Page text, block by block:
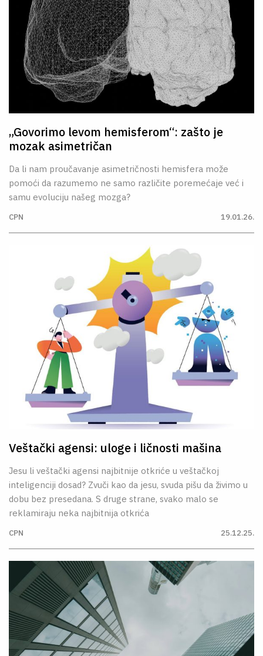
„Govorimo levom hemisferom“: zašto je
mozak asimetričan
Da li nam proučavanje asimetričnosti hemisfera može
pomoći da razumemo ne samo različite poremećaje već i
samu evoluciju našeg mozga?
CPN 19.01.26.
Veštački agensi: uloge i ličnosti mašina
Jesu li veštački agensi najbitnije otkriće u veštačkoj
inteligenciji dosad? Zvuči kao da jesu, svuda pišu da živimo u
dobu bez presedana. S druge strane, svako malo se
reklamiraju neka najbitnija otkrića
CPN 25.12.25.